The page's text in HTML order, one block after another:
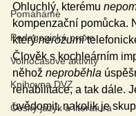
Pomáháme
Pedagogická praxe
Volnočasové aktivity
Knihovna DVZ
Český jazyk a literatura
Ohluchlý, kterému
kompenzační pomůcka.
který nerozumí
Člověk s kochleárním
něhož neproběhla
rehabilitace, a tak dále.
uvědomit, nakolik je